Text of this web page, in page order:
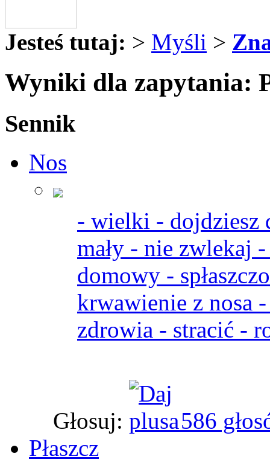
Jesteś tutaj: > Myśli >
Wyniki dla zapytania:
Sennik
Nos
- wielki - dojdziesz
mały - nie zwlekaj
domowy -
krwawienie z nosa
zdrowia - stracić -
Głosuj:
586
Płaszcz